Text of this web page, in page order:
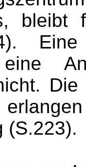
bleibt
(S.223).